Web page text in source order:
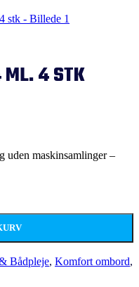
ML. 4 STK
uden maskinsamlinger –
Bådpleje, Komfort ombord,